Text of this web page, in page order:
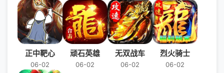
正中靶心
06-02
顽石英雄
06-02
无双战车
06-02
烈火骑士
06-02